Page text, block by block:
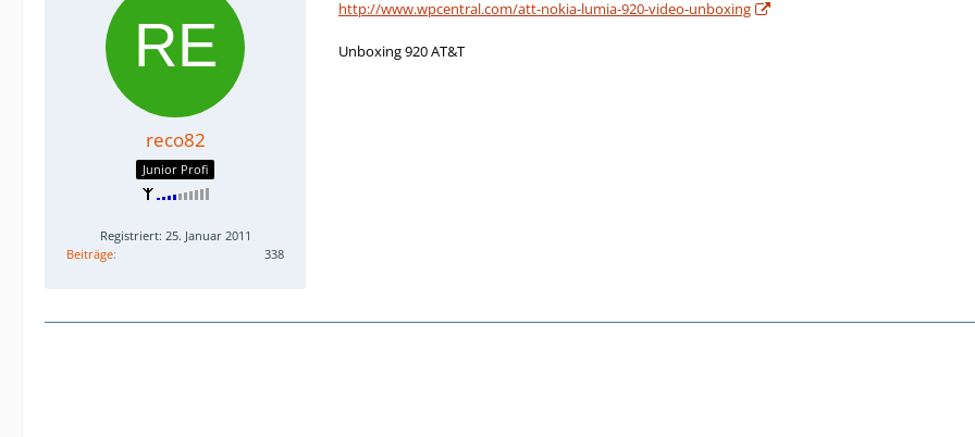
reco82
Junior Profi
Registriert: 25. Januar 2011
Beiträge
338
http://www.wpcentral.com/att-nokia-lumia-920-video-unboxing
Unboxing 920 AT&T